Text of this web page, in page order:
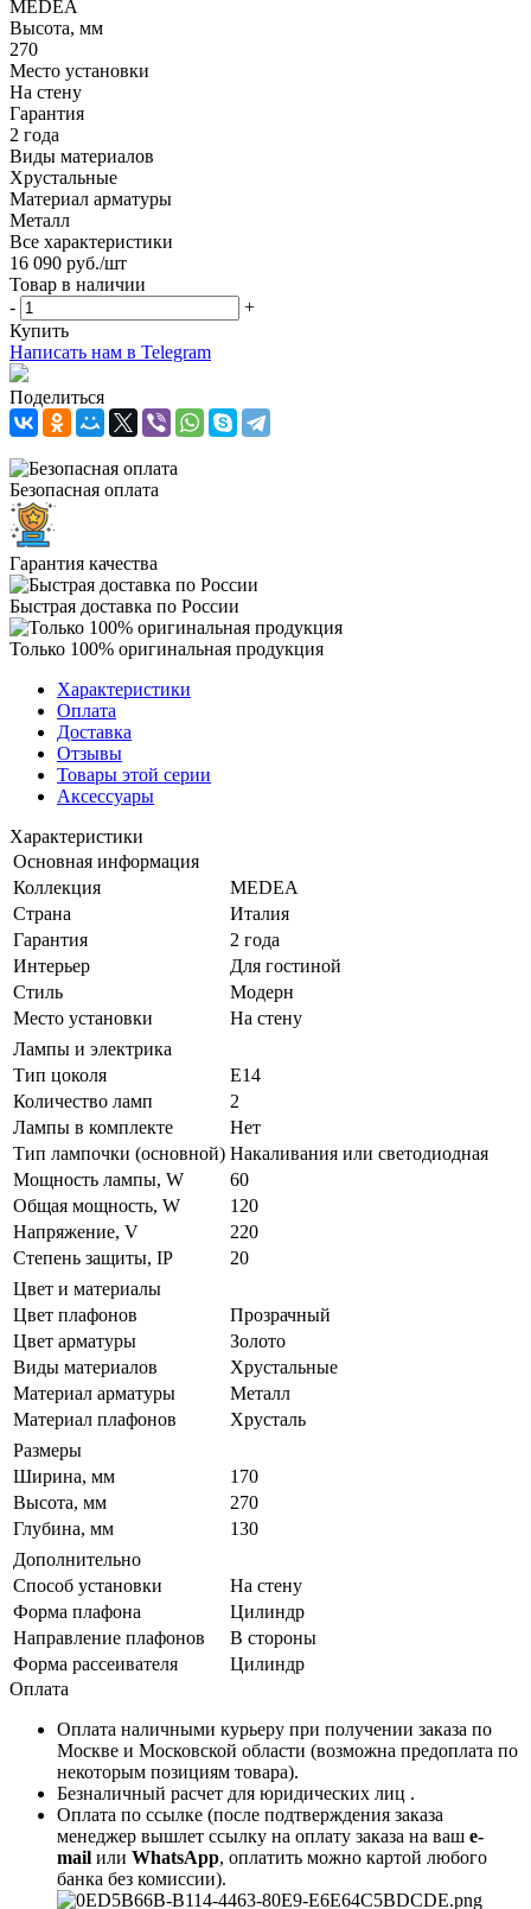
MEDEA
Высота, мм
270
Место установки
На стену
Гарантия
2 года
Виды материалов
Хрустальные
Материал арматуры
Металл
Все характеристики
16 090 руб./шт
Товар в наличии
-
+
Купить
Написать нам в Telegram
Поделиться
Безопасная оплата
Гарантия качества
Быстрая доставка по России
Только 100% оригинальная продукция
Характеристики
Оплата
Доставка
Отзывы
Товары этой серии
Аксессуары
Характеристики
Основная информация
Коллекция
MEDEA
Страна
Италия
Гарантия
2 года
Интерьер
Для гостиной
Стиль
Модерн
Место установки
На стену
Лампы и электрика
Тип цоколя
E14
Количество ламп
2
Лампы в комплекте
Нет
Тип лампочки (основной) Накаливания или светодиодная
Мощность лампы, W
60
Общая мощность, W
120
Напряжение, V
220
Степень защиты, IP
20
Цвет и материалы
Цвет плафонов
Прозрачный
Цвет арматуры
Золото
Виды материалов
Хрустальные
Материал арматуры
Металл
Материал плафонов
Хрусталь
Размеры
Ширина, мм
170
Высота, мм
270
Глубина, мм
130
Дополнительно
Способ установки
На стену
Форма плафона
Цилиндр
Направление плафонов
В стороны
Форма рассеивателя
Цилиндр
Оплата
Оплата наличными курьеру при получении заказа по
Москве и Московской области (возможна предоплата по
некоторым позициям товара).
Безналичный расчет для юридических лиц .
Оплата по ссылке (после подтверждения заказа
менеджер вышлет ссылку на оплату заказа на ваш e-
mail или WhatsApp, оплатить можно картой любого
банка без комиссии).